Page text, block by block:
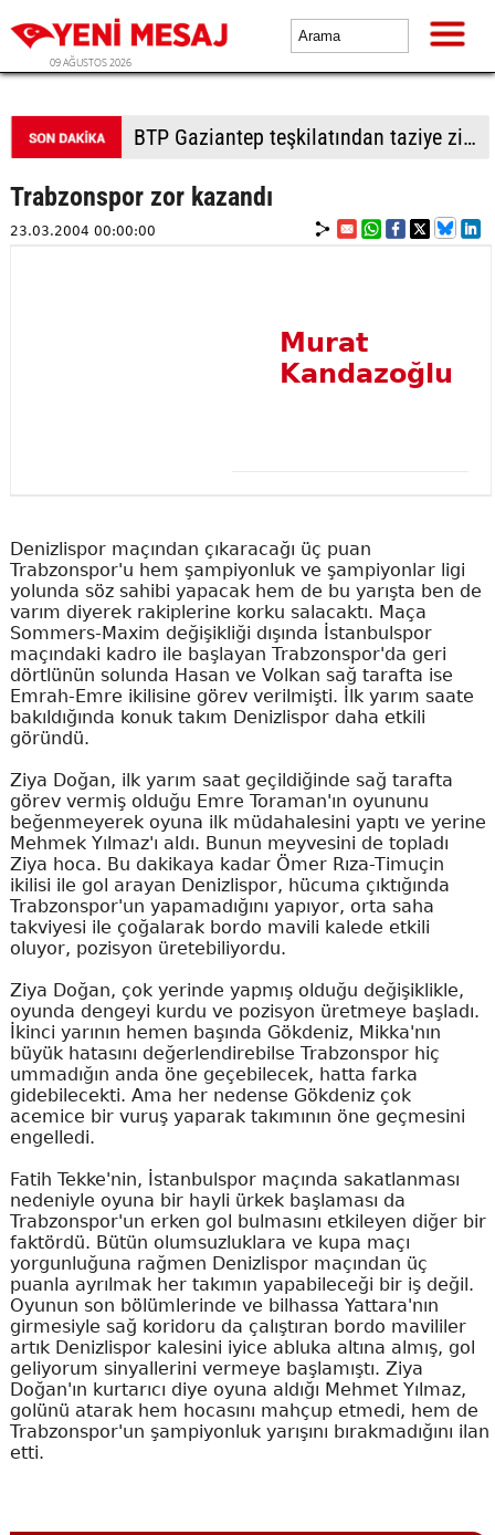
09 AĞUSTOS 2026
BTP Gaziantep teşkilatından taziye ziyareti: Cevizli köyü halkıyla buluşma
Trabzonspor zor kazandı
23.03.2004 00:00:00
Murat
Kandazoğlu
Denizlispor maçından çıkaracağı üç puan
Trabzonspor'u hem şampiyonluk ve şampiyonlar ligi
yolunda söz sahibi yapacak hem de bu yarışta ben de
varım diyerek rakiplerine korku salacaktı. Maça
Sommers-Maxim değişikliği dışında İstanbulspor
maçındaki kadro ile başlayan Trabzonspor'da geri
dörtlünün solunda Hasan ve Volkan sağ tarafta ise
Emrah-Emre ikilisine görev verilmişti. İlk yarım saate
bakıldığında konuk takım Denizlispor daha etkili
göründü.
Ziya Doğan, ilk yarım saat geçildiğinde sağ tarafta
görev vermiş olduğu Emre Toraman'ın oyununu
beğenmeyerek oyuna ilk müdahalesini yaptı ve yerine
Mehmek Yılmaz'ı aldı. Bunun meyvesini de topladı
Ziya hoca. Bu dakikaya kadar Ömer Rıza-Timuçin
ikilisi ile gol arayan Denizlispor, hücuma çıktığında
Trabzonspor'un yapamadığını yapıyor, orta saha
takviyesi ile çoğalarak bordo mavili kalede etkili
oluyor, pozisyon üretebiliyordu.
Ziya Doğan, çok yerinde yapmış olduğu değişiklikle,
oyunda dengeyi kurdu ve pozisyon üretmeye başladı.
İkinci yarının hemen başında Gökdeniz, Mikka'nın
büyük hatasını değerlendirebilse Trabzonspor hiç
ummadığın anda öne geçebilecek, hatta farka
gidebilecekti. Ama her nedense Gökdeniz çok
acemice bir vuruş yaparak takımının öne geçmesini
engelledi.
Fatih Tekke'nin, İstanbulspor maçında sakatlanması
nedeniyle oyuna bir hayli ürkek başlaması da
Trabzonspor'un erken gol bulmasını etkileyen diğer bir
faktördü. Bütün olumsuzluklara ve kupa maçı
yorgunluğuna rağmen Denizlispor maçından üç
puanla ayrılmak her takımın yapabileceği bir iş değil.
Oyunun son bölümlerinde ve bilhassa Yattara'nın
girmesiyle sağ koridoru da çalıştıran bordo mavililer
artık Denizlispor kalesini iyice abluka altına almış, gol
geliyorum sinyallerini vermeye başlamıştı. Ziya
Doğan'ın kurtarıcı diye oyuna aldığı Mehmet Yılmaz,
golünü atarak hem hocasını mahçup etmedi, hem de
Trabzonspor'un şampiyonluk yarışını bırakmadığını ilan
etti.